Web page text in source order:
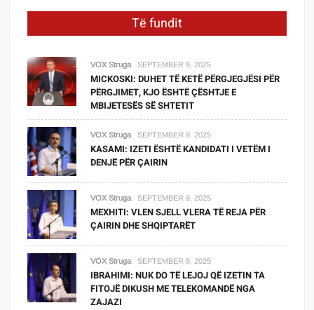
Të fundit
VOX Struga SEPTEMBER 9, 2025
MICKOSKI: DUHET TË KETË PËRGJEGJËSI PËR
PËRGJIMET, KJO ËSHTË ÇËSHTJE E
MBIJETESËS SË SHTETIT
VOX Struga SEPTEMBER 9, 2025
KASAMI: IZETI ËSHTË KANDIDATI I VETËM I
DENJË PËR ÇAIRIN
VOX Struga SEPTEMBER 9, 2025
MEXHITI: VLEN SJELL VLERA TË REJA PËR
ÇAIRIN DHE SHQIPTARËT
VOX Struga SEPTEMBER 9, 2025
IBRAHIMI: NUK DO TË LEJOJ QË IZETIN TA
FITOJË DIKUSH ME TELEKOMANDË NGA
ZAJAZI